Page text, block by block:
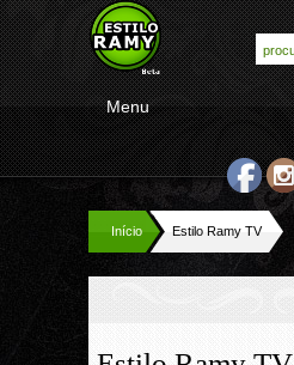
Menu
Início Estilo Ramy TV